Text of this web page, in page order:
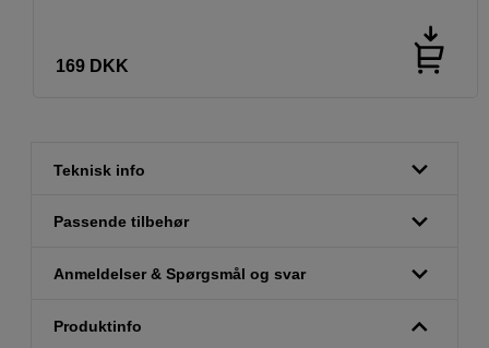
169 DKK
Teknisk info
Passende tilbehør
Anmeldelser & Spørgsmål og svar
Produktinfo